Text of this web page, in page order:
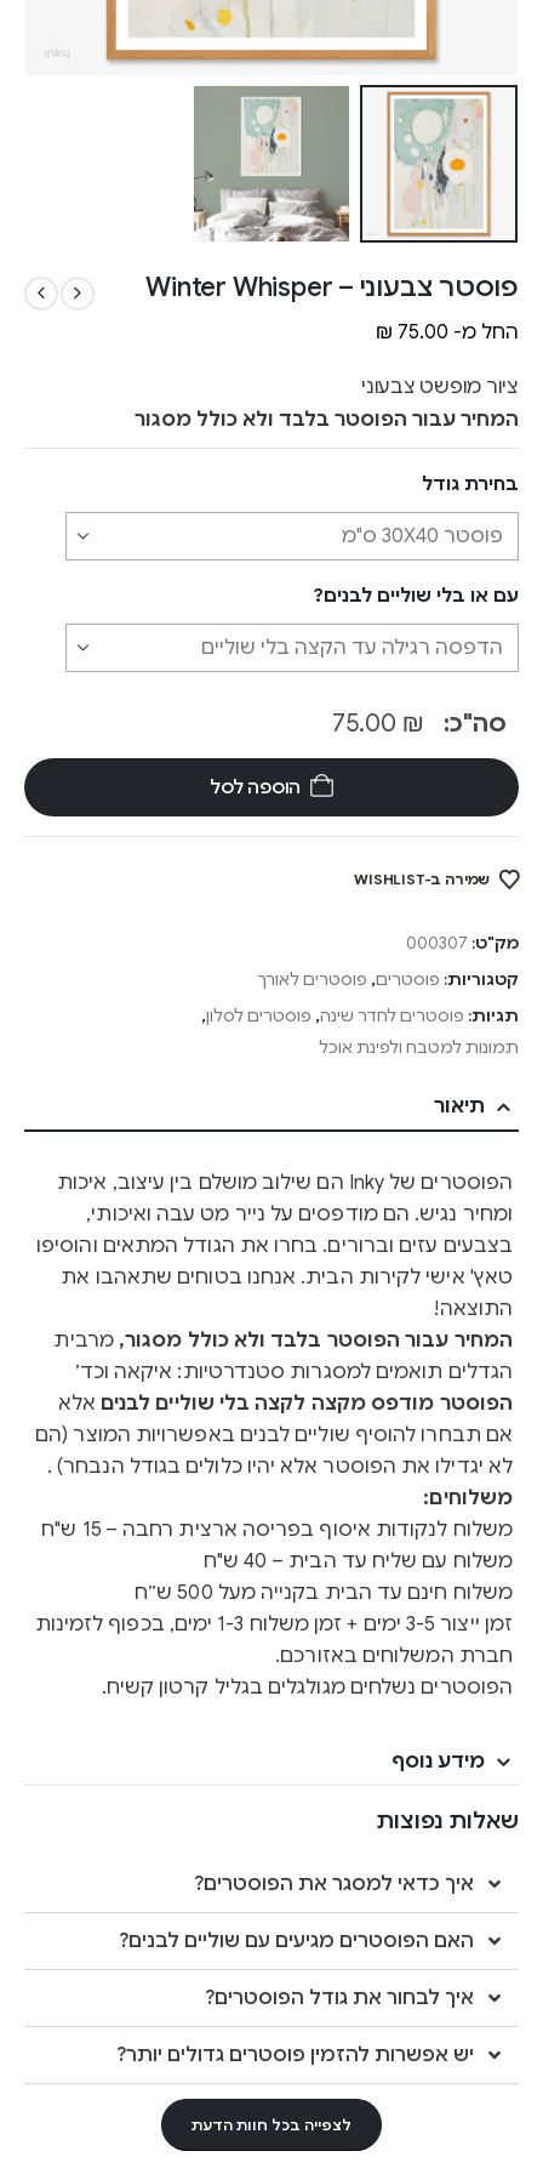
פוסטר צבעוני – Winter Whisper
החל מ- ₪ 75.00
ציור מופשט צבעוני
המחיר עבור הפוסטר בלבד ולא כולל מסגור
בחירת גודל
עם או בלי שוליים לבנים?
סה"כ: ₪
הוספה לסל
שמירה ב-WISHLIST
מק"ט: 000307
קטגוריות: פוסטרים, פוסטרים לאורך
תגיות: פוסטרים לחדר שינה, פוסטרים לסלון,
תמונות למטבח ולפינת אוכל
תיאור
הפוסטרים של Inky הם שילוב מושלם בין עיצוב, איכות
ומחיר נגיש. הם מודפסים על נייר מט עבה ואיכותי,
בצבעים עזים וברורים. בחרו את הגודל המתאים והוסיפו
טאץ' אישי לקירות הבית. אנחנו בטוחים שתאהבו את
התוצאה!
המחיר עבור הפוסטר בלבד ולא כולל מסגור, מרבית
הגדלים תואמים למסגרות סטנדרטיות: איקאה וכד׳
הפוסטר מודפס מקצה לקצה בלי שוליים לבנים אלא
אם תבחרו להוסיף שוליים לבנים באפשרויות המוצר (הם
לא יגדילו את הפוסטר אלא יהיו כלולים בגודל הנבחר) .
משלוחים:
משלוח לנקודות איסוף בפריסה ארצית רחבה – 15 ש"ח
משלוח עם שליח עד הבית – 40 ש"ח
משלוח חינם עד הבית בקנייה מעל 500 ש״ח
זמן ייצור 3-5 ימים + זמן משלוח 1-3 ימים, בכפוף לזמינות
חברת המשלוחים באזורכם.
הפוסטרים נשלחים מגולגלים בגליל קרטון קשיח.
מידע נוסף
שאלות נפוצות
איך כדאי למסגר את הפוסטרים?
האם הפוסטרים מגיעים עם שוליים לבנים?
איך לבחור את גודל הפוסטרים?
יש אפשרות להזמין פוסטרים גדולים יותר?
לצפייה בכל חוות הדעת